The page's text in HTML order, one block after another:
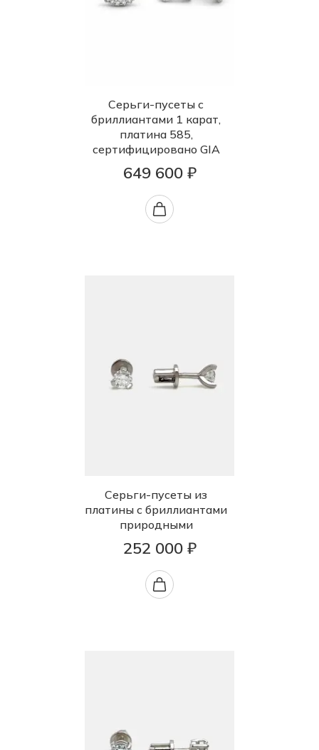
Серьги-пусеты с
бриллиантами 1 карат,
платина 585,
сертифицировано GIA
649 600 ₽
Серьги-пусеты из
платины с бриллиантами
природными
252 000 ₽